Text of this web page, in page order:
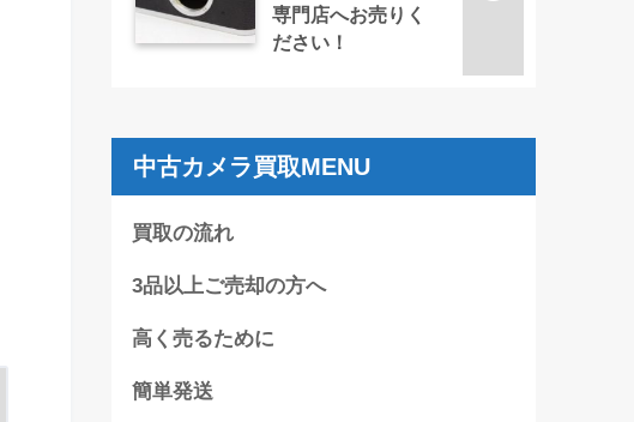
専門店へお売りく
ださい！
中古カメラ買取MENU
買取の流れ
3品以上ご売却の方へ
高く売るために
簡単発送